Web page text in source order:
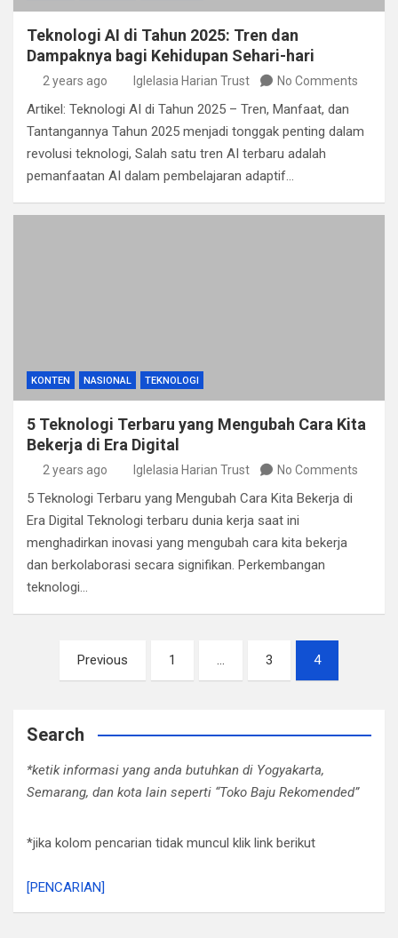
Teknologi AI di Tahun 2025: Tren dan
Dampaknya bagi Kehidupan Sehari-hari
2 years ago Iglelasia Harian Trust No Comments
Artikel: Teknologi AI di Tahun 2025 – Tren, Manfaat, dan
Tantangannya Tahun 2025 menjadi tonggak penting dalam
revolusi teknologi, Salah satu tren AI terbaru adalah
pemanfaatan AI dalam pembelajaran adaptif…
KONTEN NASIONAL TEKNOLOGI
5 Teknologi Terbaru yang Mengubah Cara Kita
Bekerja di Era Digital
2 years ago Iglelasia Harian Trust No Comments
5 Teknologi Terbaru yang Mengubah Cara Kita Bekerja di
Era Digital Teknologi terbaru dunia kerja saat ini
menghadirkan inovasi yang mengubah cara kita bekerja
dan berkolaborasi secara signifikan. Perkembangan
teknologi…
pagination
Previous 1 … 3 4
Search
*ketik informasi yang anda butuhkan di Yogyakarta,
Semarang, dan kota lain seperti “Toko Baju Rekomended”
*jika kolom pencarian tidak muncul klik link berikut
[PENCARIAN]